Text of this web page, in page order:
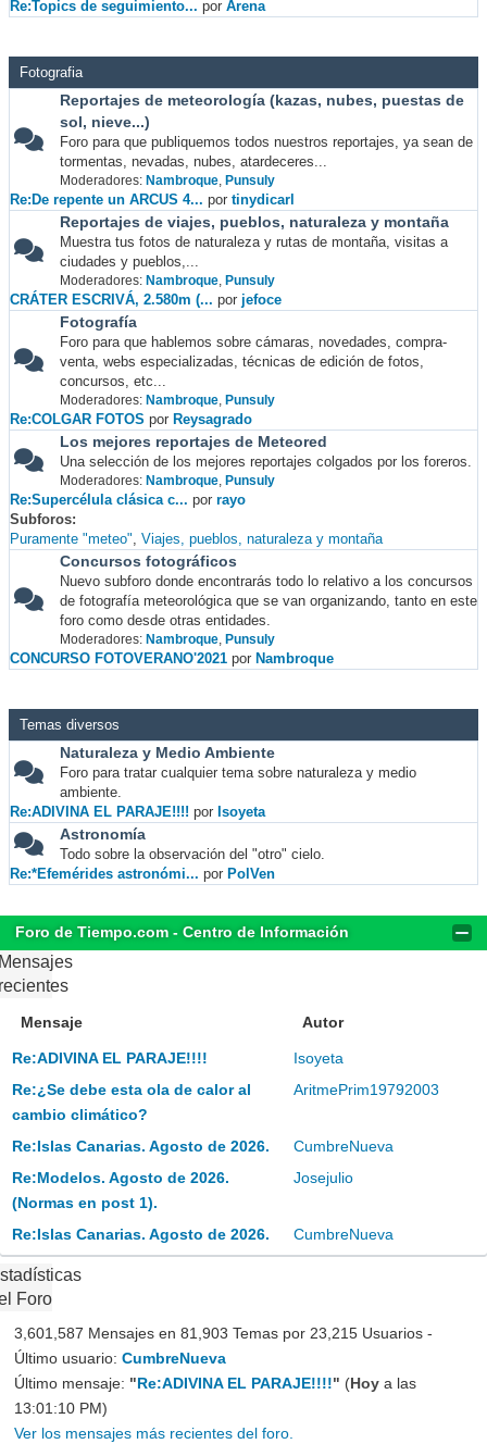
Re:Topics de seguimiento... por Arena
Fotografia
Reportajes de meteorología (kazas, nubes, puestas de
sol, nieve...)
Foro para que publiquemos todos nuestros reportajes, ya sean de
tormentas, nevadas, nubes, atardeceres...
Moderadores: Nambroque, Punsuly
Re:De repente un ARCUS 4... por tinydicarl
Reportajes de viajes, pueblos, naturaleza y montaña
Muestra tus fotos de naturaleza y rutas de montaña, visitas a
ciudades y pueblos,...
Moderadores: Nambroque, Punsuly
CRÁTER ESCRIVÁ, 2.580m (... por jefoce
Fotografía
Foro para que hablemos sobre cámaras, novedades, compra-
venta, webs especializadas, técnicas de edición de fotos,
concursos, etc...
Moderadores: Nambroque, Punsuly
Re:COLGAR FOTOS por Reysagrado
Los mejores reportajes de Meteored
Una selección de los mejores reportajes colgados por los foreros.
Moderadores: Nambroque, Punsuly
Re:Supercélula clásica c... por rayo
Subforos
Puramente "meteo" Viajes, pueblos, naturaleza y montaña
Concursos fotográficos
Nuevo subforo donde encontrarás todo lo relativo a los concursos
de fotografía meteorológica que se van organizando, tanto en este
foro como desde otras entidades.
Moderadores: Nambroque, Punsuly
CONCURSO FOTOVERANO'2021 por Nambroque
Temas diversos
Naturaleza y Medio Ambiente
Foro para tratar cualquier tema sobre naturaleza y medio
ambiente.
Re:ADIVINA EL PARAJE!!!! por Isoyeta
Astronomía
Todo sobre la observación del "otro" cielo.
Re:*Efemérides astronómi... por PolVen
Foro de Tiempo.com - Centro de Información
Mensaje Autor
Re:ADIVINA EL PARAJE!!!!
Isoyeta
Re:¿Se debe esta ola de calor al
cambio climático?
AritmePrim19792003
Re:Islas Canarias. Agosto de 2026.
CumbreNueva
Re:Modelos. Agosto de 2026.
(Normas en post 1).
Josejulio
Re:Islas Canarias. Agosto de 2026. CumbreNueva
Foro
3,601,587 Mensajes en 81,903 Temas por 23,215 Usuarios -
Último usuario: CumbreNueva
Último mensaje: "Re:ADIVINA EL PARAJE!!!!" (Hoy a las
13:01:10 PM)
Ver los mensajes más recientes del foro.